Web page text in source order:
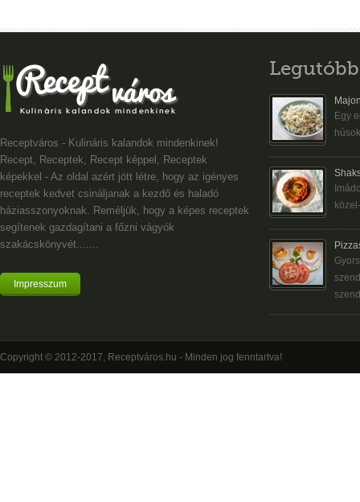
Receptváros - Kulináris kalandok mindenkinek!
Recept, Receptek, Recept képpel, Receptek
képekkel - Az oldal azért jött létre, hogy az igényes
receptek kedvet csináljanak a kezdő és haladó
háziasszonyoknak. Reméljük, hogy a képes receptek
segítenek gazdagítani a főzni vágyók
szakácskönyvét.......
Impresszum
Egy
Copyright © 2012-2017, Receptváros.hu - Minden jog fenntartva!